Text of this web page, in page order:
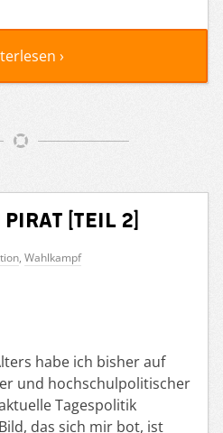
›
[Teil 2]
, Wahlkampf
habe ich bisher auf
und hochschulpolitischer
Tagespolitik
das sich mir bot, ist